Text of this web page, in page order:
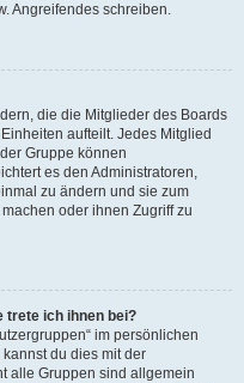
Angreifendes schreiben.
die die Mitglieder des Boards
aufteilt. Jedes Mitglied
Gruppe können
es den Administratoren,
zu ändern und sie zum
oder ihnen Zugriff zu
trete ich ihnen bei?
im persönlichen
du dies mit der
alle Gruppen sind allgemein